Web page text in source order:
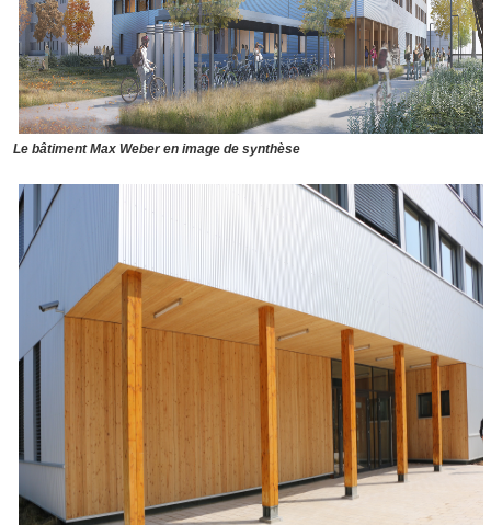
Le bâtiment Max Weber en image de synthèse